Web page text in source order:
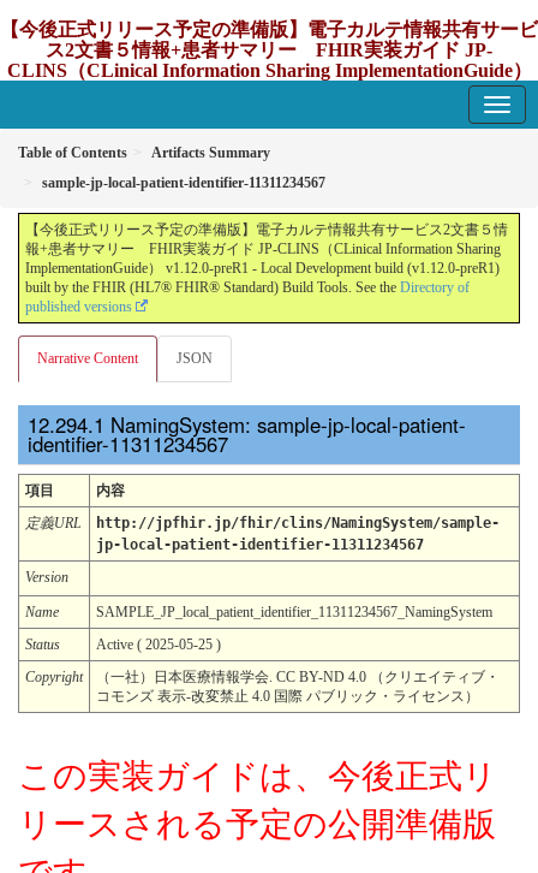
【今後正式リリース予定の準備版】電子カルテ情報共有サービ
ス2文書５情報+患者サマリー FHIR実装ガイド JP-
CLINS（CLinical Information Sharing ImplementationGuide）
Table of Contents
Artifacts Summary
sample-jp-local-patient-identifier-11311234567
【今後正式リリース予定の準備版】電子カルテ情報共有サービス2文書５情
報+患者サマリー FHIR実装ガイド JP-CLINS（CLinical Information Sharing
ImplementationGuide） v1.12.0-preR1 - Local Development build (v1.12.0-preR1)
built by the FHIR (HL7® FHIR® Standard) Build Tools. See the Directory of
published versions
Narrative Content JSON
NamingSystem: sample-jp-local-patient-
identifier-11311234567
項目
内容
定義URL
http://jpfhir.jp/fhir/clins/NamingSystem/sample-
jp-local-patient-identifier-11311234567
Version
Name
SAMPLE_JP_local_patient_identifier_11311234567_NamingSystem
Status
Active ( 2025-05-25 )
Copyright
（一社）日本医療情報学会. CC BY-ND 4.0 （クリエイティブ・
コモンズ 表示-改変禁止 4.0 国際 パブリック・ライセンス）
この実装ガイドは、今後正式リ
リースされる予定の公開準備版